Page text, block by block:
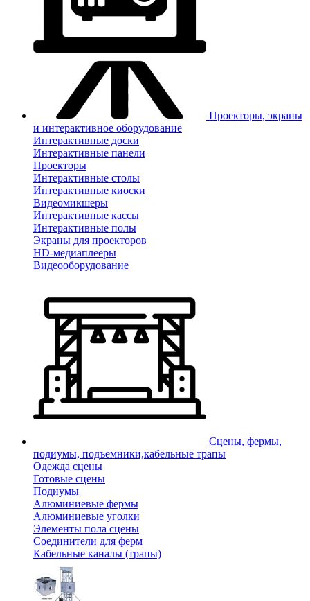
Проекторы, экраны
и интерактивное оборудование
Интерактивные доски
Интерактивные панели
Проекторы
Интерактивные столы
Интерактивные киоски
Видеомикшеры
Интерактивные кассы
Интерактивные полы
Экраны для проекторов
HD-медиаплееры
Видеооборудование
Сцены, фермы,
подиумы, подъемники,кабельные трапы
Одежда сцены
Готовые сцены
Подиумы
Алюминиевые фермы
Алюминиевые уголки
Элементы пола сцены
Соединители для ферм
Кабельные каналы (трапы)